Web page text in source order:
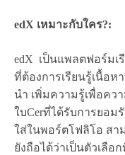
edX เหมาะกับใคร?:
edX เป็นแพลตฟอร์มเ
ที่ต้องการเรียนรู้เนื้อ
นำ เพิ่มความรู้เพื่อคว
ใบCerที่ได้รับการยอม
ใส่ในพอร์ตโฟลิโอ สา
ยังถือได้ว่าเป็นตัวเลือ